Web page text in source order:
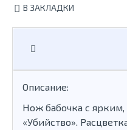
В ЗАКЛАДКИ
Описание:
Нож бабочка с
«Убийство».